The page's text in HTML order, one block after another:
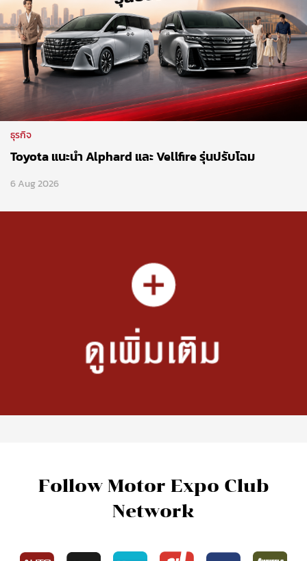
ธุรกิจ
Toyota แนะนำ Alphard และ Vellfire รุ่นปรับโฉม
6 Aug 2026
Follow Motor Expo Club
Network